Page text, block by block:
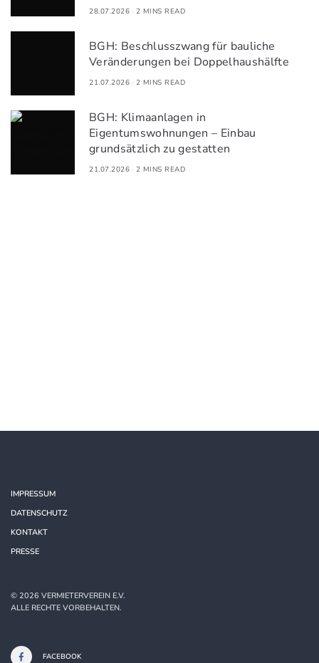
28.07.2026 2 MINS READ
BGH: Beschlusszwang für bauliche
Veränderungen bei Doppelhaushälfte
21.07.2026 2 MINS READ
BGH: Klimaanlagen in
Eigentumswohnungen – Einbau
grundsätzlich zu gestatten
21.07.2026 2 MINS READ
IMPRESSUM
DATENSCHUTZ
KONTAKT
PRESSE
©2026 VERMIETERVEREIN E.V.
ALLE RECHTE VORBEHALTEN.
FACEBOOK